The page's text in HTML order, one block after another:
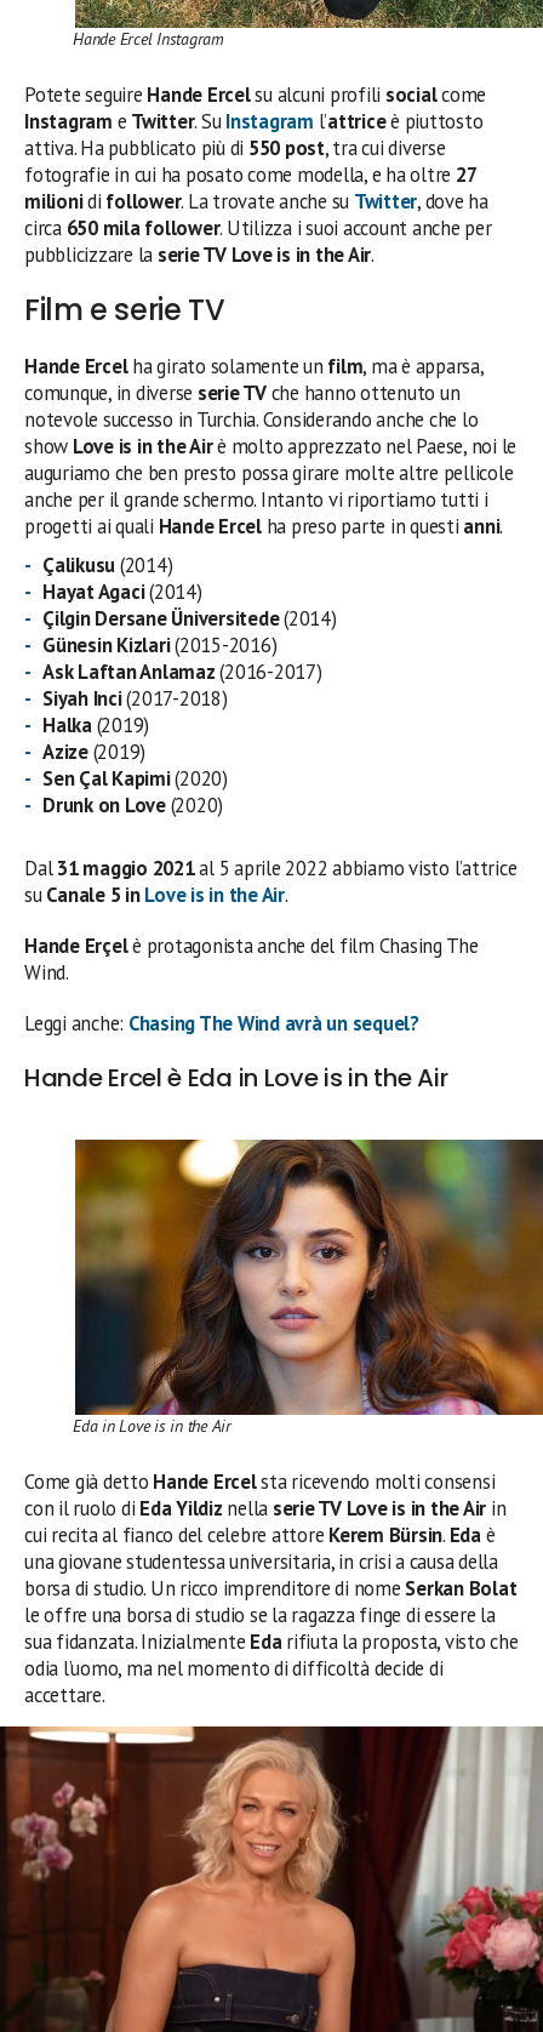
Hande Ercel Instagram
Potete seguire Hande Ercelsu alcuni profili socialcome
Instagram e Twitter. SuInstagram l’attriceè piuttosto
attiva. Ha pubblicato più di 550 post, tra cui diverse
fotografie in cui ha posato come modella, e ha oltre 27
milionidi follower. La trovate anche su Twitter, dove ha
circa 650 mila follower. Utilizza i suoi account anche per
pubblicizzare la serie TV Love is in the Air.
Film e serie TV
Hande Ercelha girato solamente un film, ma è apparsa,
comunque, in diverse serie TVche hanno ottenuto un
notevole successo in Turchia. Considerando anche che lo
show Love is in the Airè molto apprezzato nel Paese, noi le
auguriamo che ben presto possa girare molte altre pellicole
anche per il grande schermo. Intanto vi riportiamo tutti i
progetti ai quali Hande Ercelha preso parte in questi anni.
Çalikusu(2014)
Hayat Agaci(2014)
Çilgin Dersane Üniversitede(2014)
Günesin Kizlari(2015-2016)
Ask Laftan Anlamaz(2016-2017)
Siyah Inci(2017-2018)
Halka(2019)
Azize(2019)
Sen Çal Kapimi(2020)
Drunk on Love(2020)
Dal31 maggio 2021al 5 aprile 2022 abbiamo visto l’attrice
suCanale 5 inLove is in the Air.
Hande Erçelè protagonista anche del film Chasing The
Wind.
Leggi anche: Chasing The Wind avrà un sequel?
Hande Ercel è Eda in Love is in the Air
Eda in Love is in the Air
Come già detto Hande Ercelsta ricevendo molti consensi
con il ruolo di Eda Yildiz nella serie TV Love is in the Air in
cui recita al fianco del celebre attore Kerem Bürsin. Edaè
una giovane studentessa universitaria, in crisi a causa della
borsa di studio. Un ricco imprenditore di nome Serkan Bolat
le offre una borsa di studio se la ragazza finge di essere la
sua fidanzata. Inizialmente Edarifiuta la proposta, visto che
odia l’uomo, ma nel momento di difficoltà decide di
accettare.